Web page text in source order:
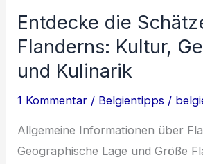
Flexibilität
und
Erkundung
Orte
Entdecke die
Flanderns: Kultur,
und Kulinarik
1 Kommentar / Belgientipps /
Allgemeine Informationen über
Geographische Lage und Größe